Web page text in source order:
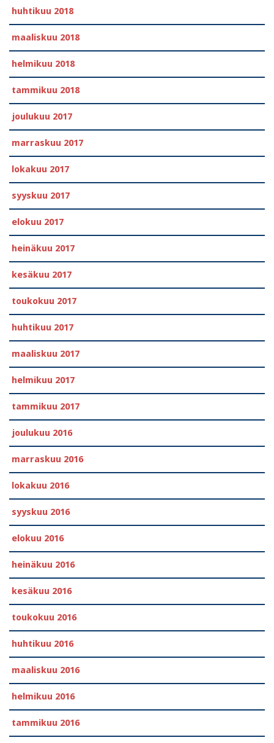
huhtikuu 2018
maaliskuu 2018
helmikuu 2018
tammikuu 2018
joulukuu 2017
marraskuu 2017
lokakuu 2017
syyskuu 2017
elokuu 2017
heinäkuu 2017
kesäkuu 2017
toukokuu 2017
huhtikuu 2017
maaliskuu 2017
helmikuu 2017
tammikuu 2017
joulukuu 2016
marraskuu 2016
lokakuu 2016
syyskuu 2016
elokuu 2016
heinäkuu 2016
kesäkuu 2016
toukokuu 2016
huhtikuu 2016
maaliskuu 2016
helmikuu 2016
tammikuu 2016